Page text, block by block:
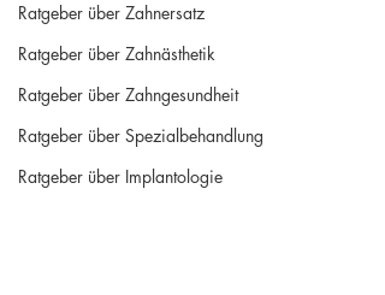
Ratgeber über Zahnersatz
Ratgeber über Zahnästhetik
Ratgeber über Zahngesundheit
Ratgeber über Spezialbehandlung
Ratgeber über Implantologie